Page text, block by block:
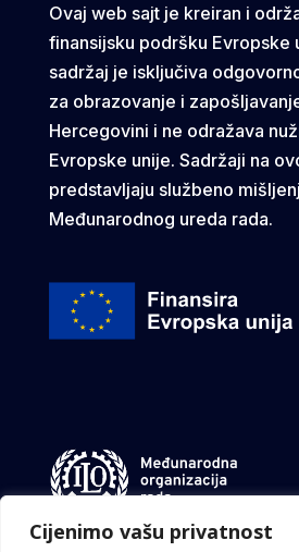
Cijenimo vašu privatnost
Ovaj web sajt je kreiran i
finansijsku podršku Evropske
sadržaj je isključiva
za obrazovanje i
Hercegovini i ne odražava
Evropske unije. Sadržaji na
predstavljaju službeno
Međunarodnog ureda rada.